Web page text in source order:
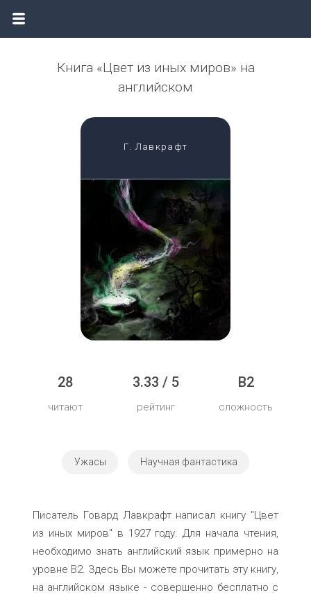
Книга «Цвет из иных миров» на
английском
Г. Лавкрафт
28
читают
3.33 / 5
рейтинг
B2
сложность
Ужасы Научная фантастика
Писатель Говард Лавкрафт написал книгу "Цвет
из иных миров" в 1927 году. Для начала чтения,
необходимо знать английский язык примерно на
уровне B2. Здесь Вы можете прочитать эту книгу,
на английском языке - совершенно бесплатно с